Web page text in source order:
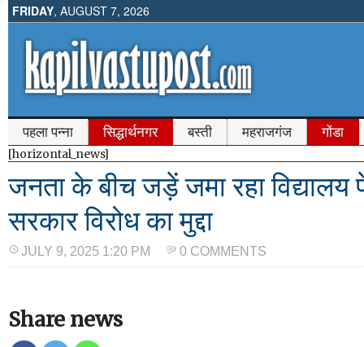
FRIDAY, AUGUST 7, 2026
पहला पन्ना सिद्धार्थनगर बस्ती महराजगंज गोंडा
[horizontal_news]
जनता के बीच जड़ें जमा रहा
सरकार विरोध का मुद्दा
JULY 9, 2025 1:20 PM 0 COMMENTS
Share news